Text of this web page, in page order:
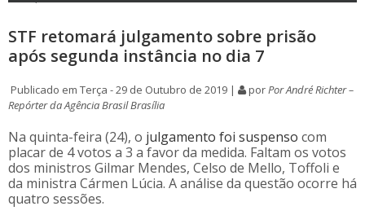
STF retomará julgamento sobre prisão
após segunda instância no dia 7
Publicado em Terça - 29 de Outubro de 2019 | porPor André Richter –
Repórter da Agência Brasil Brasília
Na quinta-feira (24), o julgamento foi suspenso com
placar de 4 votos a 3 a favor da medida. Faltam os votos
dos ministros Gilmar Mendes, Celso de Mello, Toffoli e
da ministra Cármen Lúcia. A análise da questão ocorre há
quatro sessões.